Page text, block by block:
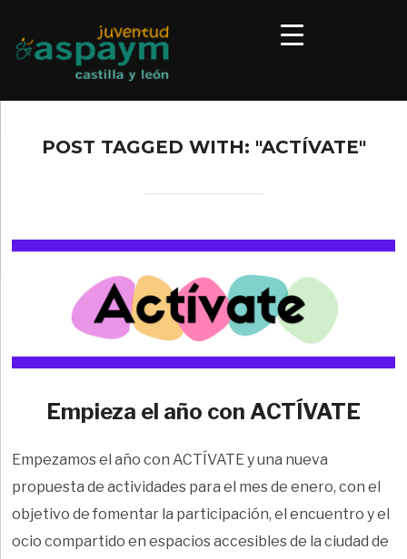
POST TAGGED WITH: "ACTÍVATE"
Empieza el año con ACTÍVATE
Empezamos el año con ACTÍVATE y una nueva
propuesta de actividades para el mes de enero, con el
objetivo de fomentar la participación, el encuentro y el
ocio compartido en espacios accesibles de la ciudad de